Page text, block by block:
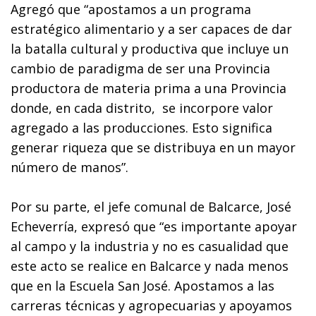
Agregó que “apostamos a un programa
estratégico alimentario y a ser capaces de dar
la batalla cultural y productiva que incluye un
cambio de paradigma de ser una Provincia
productora de materia prima a una Provincia
donde, en cada distrito, se incorpore valor
agregado a las producciones. Esto significa
generar riqueza que se distribuya en un mayor
número de manos”.
Por su parte, el jefe comunal de Balcarce, José
Echeverría, expresó que “es importante apoyar
al campo y la industria y no es casualidad que
este acto se realice en Balcarce y nada menos
que en la Escuela San José. Apostamos a las
carreras técnicas y agropecuarias y apoyamos